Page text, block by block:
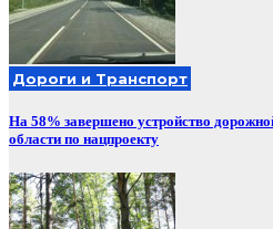
Дороги и Транспорт
На 58% завершено устройство
области по нацпроекту